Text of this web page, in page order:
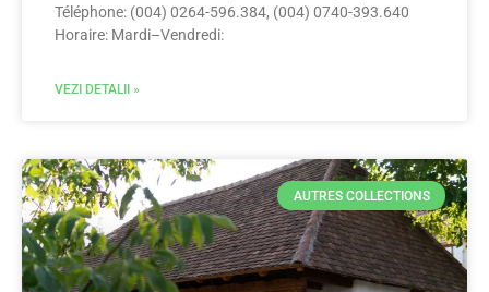
Téléphone: (004) 0264-596.384, (004) 0740-393.640
Horaire: Mardi–Vendredi:
VEZI DETALII »
AUTRES COLLECTIONS